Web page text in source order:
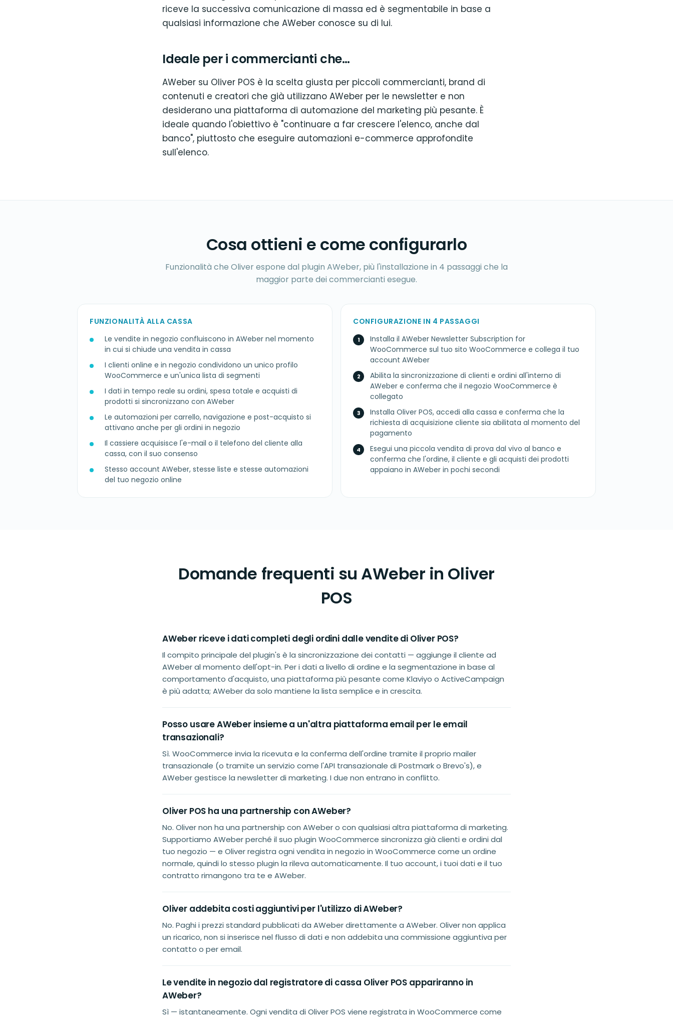
riceve la successiva comunicazione di massa ed è segmentabile in base a
qualsiasi informazione che AWeber conosce su di lui.
Ideale per i commercianti che…
AWeber su Oliver POS è la scelta giusta per piccoli commercianti, brand di
contenuti e creatori che già utilizzano AWeber per le newsletter e non
desiderano una piattaforma di automazione del marketing più pesante. È
ideale quando l'obiettivo è "continuare a far crescere l'elenco, anche dal
banco", piuttosto che eseguire automazioni e-commerce approfondite
sull'elenco.
Cosa ottieni e come configurarlo
Funzionalità che Oliver espone dal plugin AWeber, più l'installazione in 4 passaggi che la
maggior parte dei commercianti esegue.
FUNZIONALITÀ ALLA CASSA
Le vendite in negozio confluiscono in AWeber nel momento
in cui si chiude una vendita in cassa
I clienti online e in negozio condividono un unico profilo
WooCommerce e un'unica lista di segmenti
I dati in tempo reale su ordini, spesa totale e acquisti di
prodotti si sincronizzano con AWeber
Le automazioni per carrello, navigazione e post-acquisto si
attivano anche per gli ordini in negozio
Il cassiere acquisisce l'e-mail o il telefono del cliente alla
cassa, con il suo consenso
Stesso account AWeber, stesse liste e stesse automazioni
del tuo negozio online
CONFIGURAZIONE IN 4 PASSAGGI
Installa il AWeber Newsletter Subscription for
WooCommerce sul tuo sito WooCommerce e collega il tuo
account AWeber
Abilita la sincronizzazione di clienti e ordini all'interno di
AWeber e conferma che il negozio WooCommerce è
collegato
Installa Oliver POS, accedi alla cassa e conferma che la
richiesta di acquisizione cliente sia abilitata al momento del
pagamento
Esegui una piccola vendita di prova dal vivo al banco e
conferma che l'ordine, il cliente e gli acquisti dei prodotti
appaiano in AWeber in pochi secondi
Domande frequenti su AWeber in Oliver
POS
AWeber riceve i dati completi degli ordini dalle vendite di Oliver POS?
Il compito principale del plugin's è la sincronizzazione dei contatti — aggiunge il cliente ad
AWeber al momento dell'opt-in. Per i dati a livello di ordine e la segmentazione in base al
comportamento d'acquisto, una piattaforma più pesante come Klaviyo o ActiveCampaign
è più adatta; AWeber da solo mantiene la lista semplice e in crescita.
Posso usare AWeber insieme a un'altra piattaforma email per le email
transazionali?
Sì. WooCommerce invia la ricevuta e la conferma dell'ordine tramite il proprio mailer
transazionale (o tramite un servizio come l'API transazionale di Postmark o Brevo's), e
AWeber gestisce la newsletter di marketing. I due non entrano in conflitto.
Oliver POS ha una partnership con AWeber?
No. Oliver non ha una partnership con AWeber o con qualsiasi altra piattaforma di marketing.
Supportiamo AWeber perché il suo plugin WooCommerce sincronizza già clienti e ordini dal
tuo negozio — e Oliver registra ogni vendita in negozio in WooCommerce come un ordine
normale, quindi lo stesso plugin la rileva automaticamente. Il tuo account, i tuoi dati e il tuo
contratto rimangono tra te e AWeber.
Oliver addebita costi aggiuntivi per l'utilizzo di AWeber?
No. Paghi i prezzi standard pubblicati da AWeber direttamente a AWeber. Oliver non applica
un ricarico, non si inserisce nel flusso di dati e non addebita una commissione aggiuntiva per
contatto o per email.
Le vendite in negozio dal registratore di cassa Oliver POS appariranno in
AWeber?
Sì — istantaneamente. Ogni vendita di Oliver POS viene registrata in WooCommerce come